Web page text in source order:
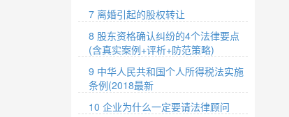
7 离婚引起的股权转让
8 股东资格确认纠纷的4个法律要点
(含真实案例+评析+防范策略)
9 中华人民共和国个人所得税法实施
条例(2018最新
10 企业为什么一定要请法律顾问